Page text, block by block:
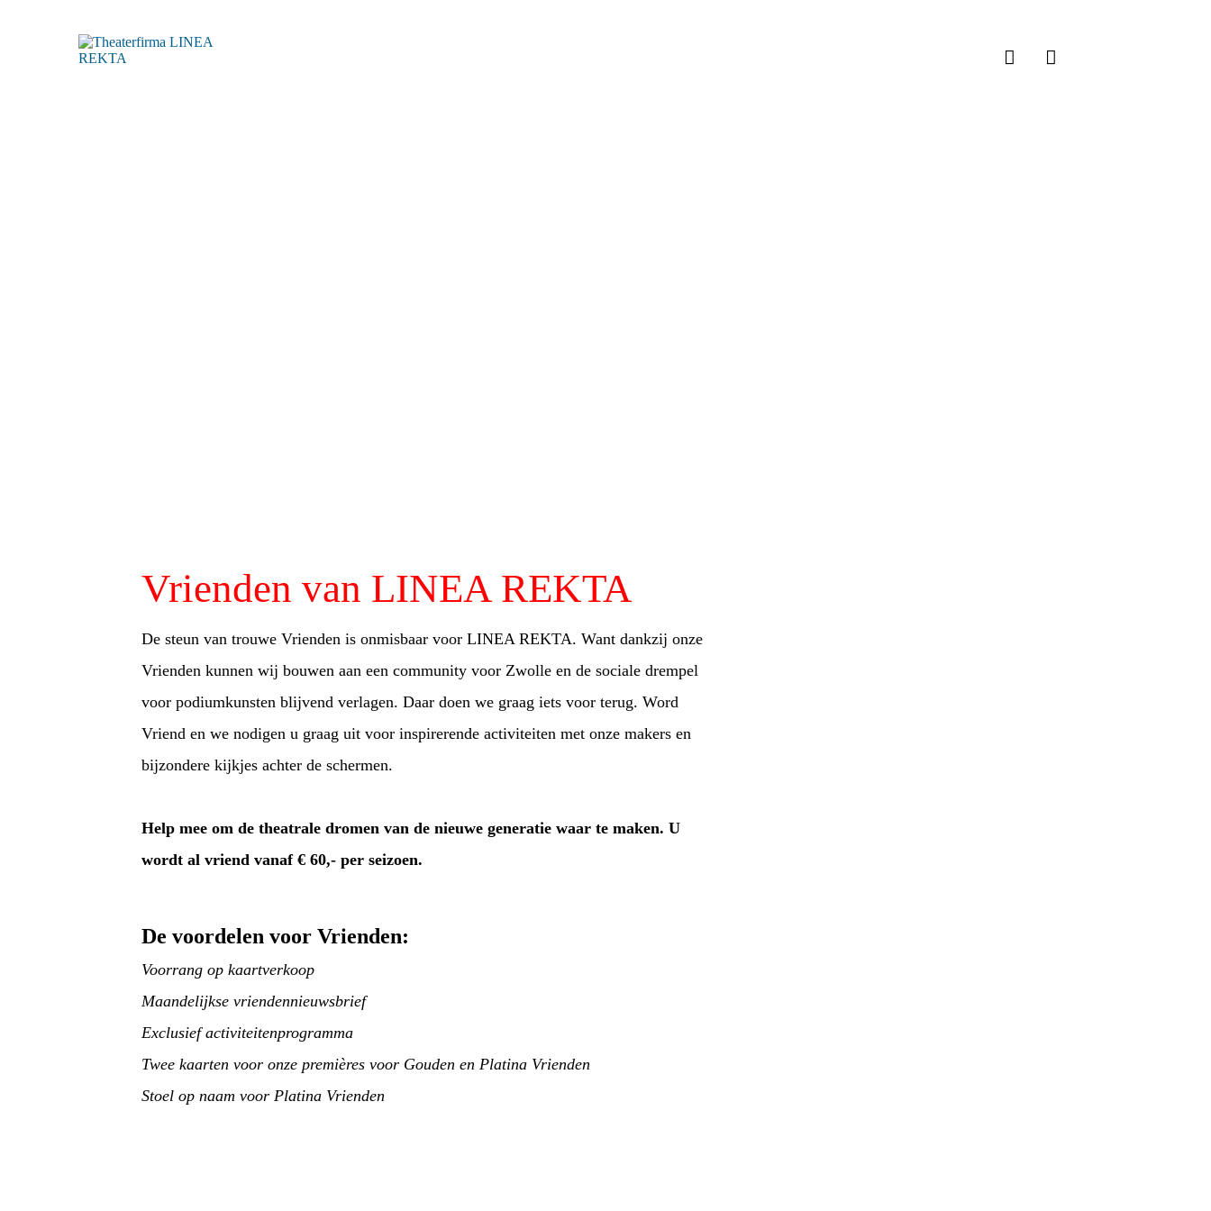
Vrienden van LINEA REKTA
De steun van trouwe Vrienden is onmisbaar voor LINEA REKTA. Want dankzij onze
Vrienden kunnen wij bouwen aan een community voor Zwolle en de sociale drempel
voor podiumkunsten blijvend verlagen. Daar doen we graag iets voor terug. Word
Vriend en we nodigen u graag uit voor inspirerende activiteiten met onze makers en
bijzondere kijkjes achter de schermen.
Help mee om de theatrale dromen van de nieuwe generatie waar te maken. U
wordt al vriend vanaf € 60,- per seizoen.
De voordelen voor Vrienden:
Voorrang op kaartverkoop
Maandelijkse vriendennieuwsbrief
Exclusief activiteitenprogramma
Twee kaarten voor onze premières voor Gouden en Platina Vrienden
Stoel op naam voor Platina Vrienden